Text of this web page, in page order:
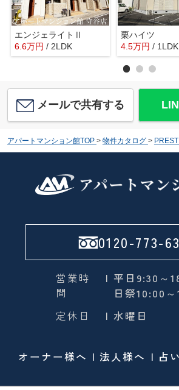
エンジェライトⅡ
6.6万円 / 2LDK
栗ハイツ
4.5万円 / 1LDK
メールで共有する
アパートマンション館TOP > 物件カタログ >
0120-773-
営業時
間
| 平日9:30～
日祭10:00
定休日
| 水曜日
オーナー様へ 法人様へ 占